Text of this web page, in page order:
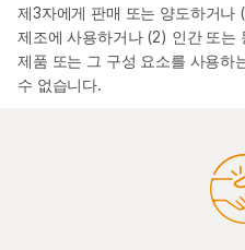
제3자에게 판매 또는 양도하거나
제조에 사용하거나 (2) 인간 또는
제품 또는 그 구성 요소를 사용하
수 없습니다.